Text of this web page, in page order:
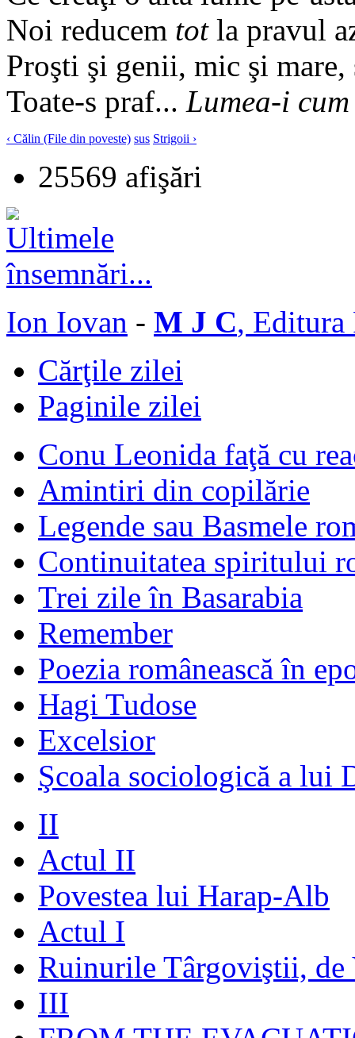
Noi reducem totla pravul
Proşti şi genii, mic şi
Toate-s praf... Lumea-i cum
‹ Călin (File din poveste) sus Strigoii ›
25569 afişări
Ion Iovan - M J C, Editura
Cărţile zilei
Paginile zilei
Conu Leonida faţă cu
Amintiri din copilărie
Legende sau Basmele
Continuitatea spiritului
Trei zile în Basarabia
Remember
Poezia românească în
Hagi Tudose
Excelsior
Şcoala sociologică a lui
II
Actul II
Povestea lui Harap-Alb
Actul I
Ruinurile Târgoviştii, de
III